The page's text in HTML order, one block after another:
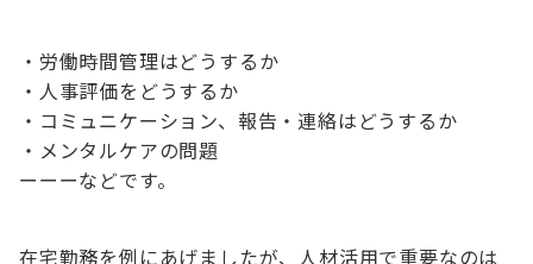
・労働時間管理はどうするか
・人事評価をどうするか
・コミュニケーション、報告・連絡はどうするか
・メンタルケアの問題
ーーーなどです。
在宅勤務を例にあげましたが、人材活用で重要なのは